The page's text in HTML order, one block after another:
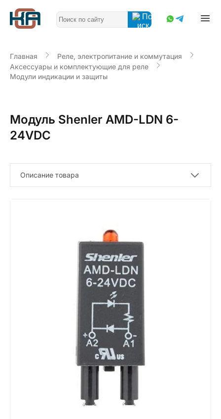
Главная
Реле, электропитание и коммутация
Аксессуары и комплектующие для реле
Модули индикации и защиты
Модуль Shenler AMD-LDN 6-
24VDC
Описание товара